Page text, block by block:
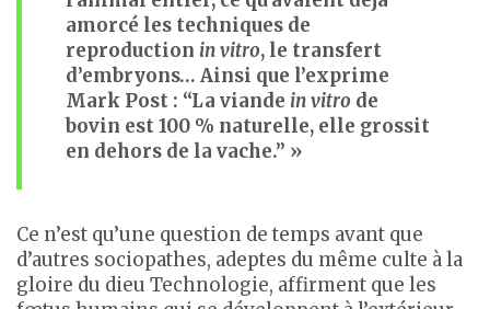
amorcé les techniques de
reproduction in vitro, le transfert
d’embryons… Ainsi que l’exprime
Mark Post : “La viande in vitro de
bovin est 100 % naturelle, elle grossit
en dehors de la vache.” »
Ce n’est qu’une question de temps avant que
d’autres sociopathes, adeptes du même culte à la
gloire du dieu Technologie, affirment que les